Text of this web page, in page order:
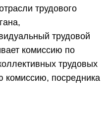
трудового
трудовой
комиссию по
трудовых
комиссию, посредника